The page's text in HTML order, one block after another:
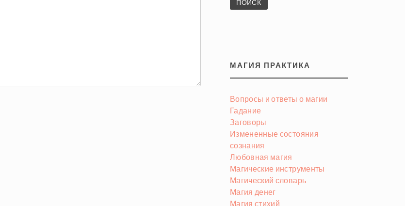
МАГИЯ ПРАКТИКА
Вопросы и ответы о магии
Гадание
Заговоры
Измененные состояния
сознания
Любовная магия
Магические инструменты
Магический словарь
Магия денег
Магия стихий